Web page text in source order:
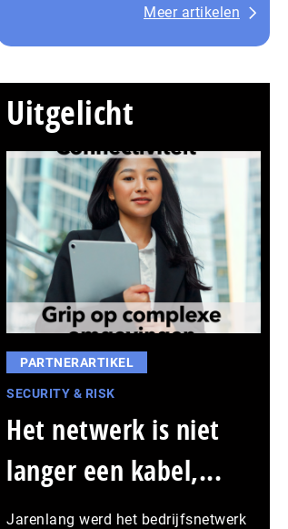
Meer artikelen
Uitgelicht
PARTNERARTIKEL
SECURITY & RISK
Het netwerk is niet
langer een kabel,...
Jarenlang werd het bedrijfsnetwerk